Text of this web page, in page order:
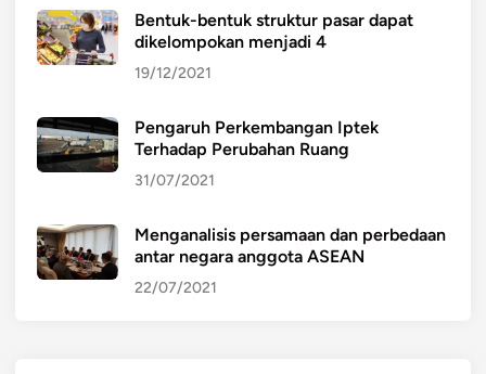
Bentuk-bentuk struktur pasar dapat
dikelompokan menjadi 4
19/12/2021
Pengaruh Perkembangan Iptek
Terhadap Perubahan Ruang
31/07/2021
Menganalisis persamaan dan perbedaan
antar negara anggota ASEAN
22/07/2021